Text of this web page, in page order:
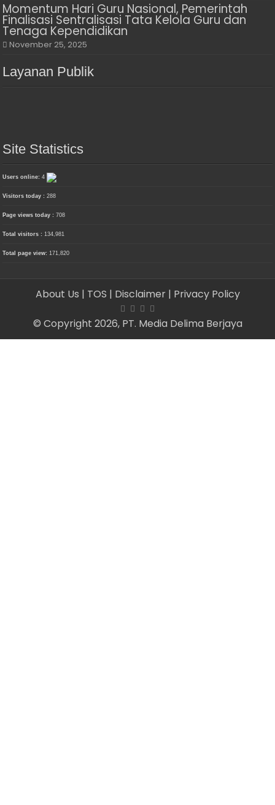
Momentum Hari Guru Nasional, Pemerintah
Finalisasi Sentralisasi Tata Kelola Guru dan
Tenaga Kependidikan
November 25, 2025
Layanan Publik
Site Statistics
Users online:4
Visitors today :288
Page views today :708
Total visitors :134,981
Total page view:171,820
About Us | TOS | Disclaimer | Privacy Policy
© Copyright 2026, PT. Media Delima Berjaya